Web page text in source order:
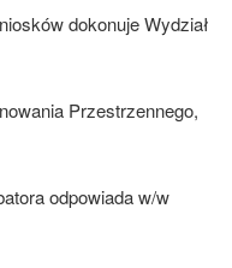
dokonuje Wydział
Przestrzennego,
odpowiada w/w